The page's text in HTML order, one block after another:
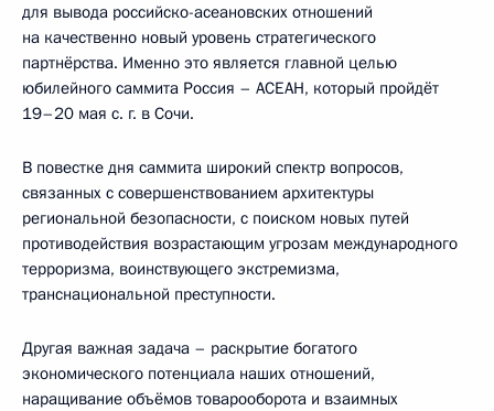
для вывода российско-асеановских отношений
на качественно новый уровень стратегического
партнёрства. Именно это является главной целью
юбилейного саммита Россия – АСЕАН, который пройдёт
19–20 мая с. г. в Сочи.
В повестке дня саммита широкий спектр вопросов,
связанных с совершенствованием архитектуры
региональной безопасности, с поиском новых путей
противодействия возрастающим угрозам международного
терроризма, воинствующего экстремизма,
транснациональной преступности.
Другая важная задача – раскрытие богатого
экономического потенциала наших отношений,
наращивание объёмов товарооборота и взаимных